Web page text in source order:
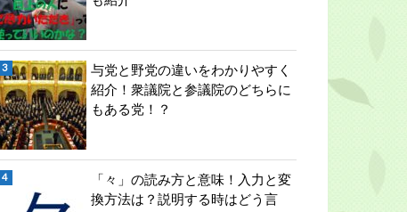
与党と野党の違いをわかりやすく
紹介！衆議院と参議院のどちらに
もある党！？
「々」の読み方と意味！入力と変
換方法は？説明する時はどう言